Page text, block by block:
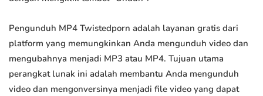
Pengunduh MP4 Twistedporn adalah layanan gratis dari
platform yang memungkinkan Anda mengunduh video dan
mengubahnya menjadi MP3 atau MP4. Tujuan utama
perangkat lunak ini adalah membantu Anda mengunduh
video dan mengonversinya menjadi file video yang dapat